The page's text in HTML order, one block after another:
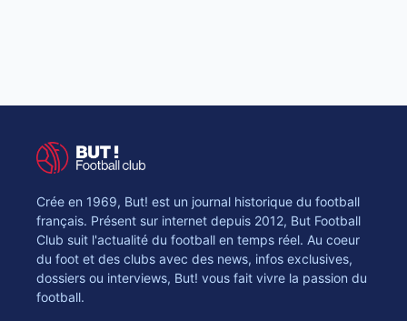
Crée en 1969, But! est un journal historique du football
français. Présent sur internet depuis 2012, But Football
Club suit l'actualité du football en temps réel. Au coeur
du foot et des clubs avec des news, infos exclusives,
dossiers ou interviews, But! vous fait vivre la passion du
football.